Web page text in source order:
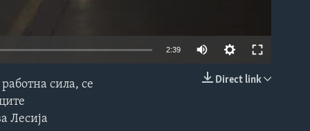
2:39
Direct link
сила, се
Лесија